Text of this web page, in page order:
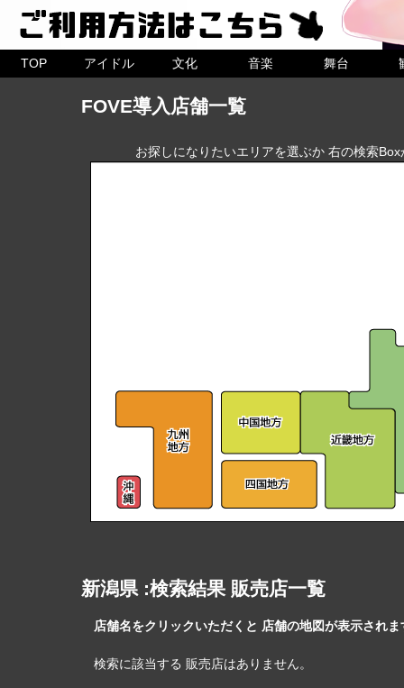
TOP アイドル 文化 音楽 舞台
FOVE導入店舗一覧
お探しになりたいエリアを選ぶか 右の検索
新潟県 :検索結果 販売店一覧
店舗名をクリックいただくと 店舗の地図が表示され
検索に該当する 販売店はありません。